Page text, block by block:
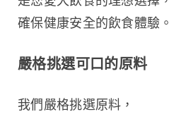
確保健康安全的飲食體驗。
嚴格挑選可口的原料
我們嚴格挑選原料，